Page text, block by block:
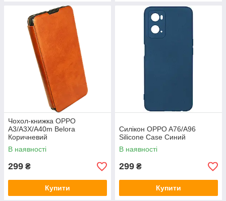
Чохол-книжка OPPO
A3/A3X/A40m Belora
Коричневий
В наявності
299 ₴
Купити
Силікон OPPO A76/A96
Silicone Case Синий
В наявності
299 ₴
Купити